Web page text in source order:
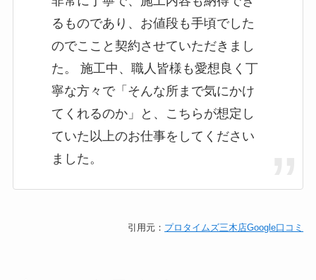
るものであり、お値段も手頃でした
のでここと契約させていただきまし
た。 施工中、職人皆様も愛想良く丁
寧な方々で「そんな所まで気にかけ
てくれるのか」と、こちらが想定し
ていた以上のお仕事をしてください
ました。
引用元： プロタイムズ三木店Google口コミ